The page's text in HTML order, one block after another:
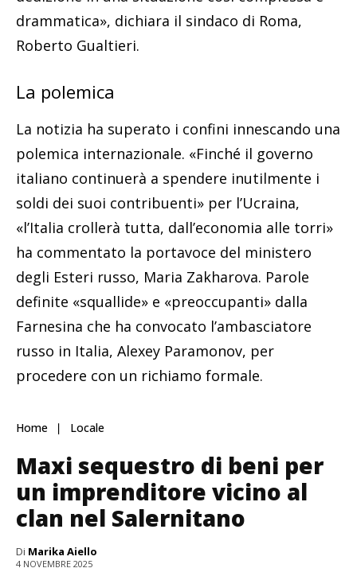
drammatica», dichiara il sindaco di Roma,
Roberto Gualtieri.
La polemica
La notizia ha superato i confini innescando una
polemica internazionale. «Finché il governo
italiano continuerà a spendere inutilmente i
soldi dei suoi contribuenti» per l’Ucraina,
«l’Italia crollerà tutta, dall’economia alle torri»
ha commentato la portavoce del ministero
degli Esteri russo, Maria Zakharova. Parole
definite «squallide» e «preoccupanti» dalla
Farnesina che ha convocato l’ambasciatore
russo in Italia, Alexey Paramonov, per
procedere con un richiamo formale.
Home Locale
Maxi sequestro di beni per
un imprenditore vicino al
clan nel Salernitano
Di Marika Aiello
4 NOVEMBRE 2025